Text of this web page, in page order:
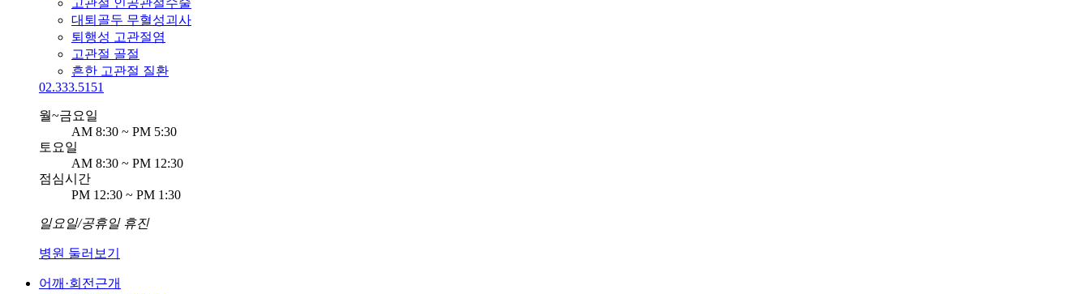
고관절 인공관절수술
대퇴골두 무혈성괴사​
퇴행성 고관절염​​
고관절 골절
흔한 고관절 질환​​​​
02.333.5151
월~금요일
AM 8:30 ~ PM 5:30
토요일
AM 8:30 ~ PM 12:30
점심시간
PM 12:30 ~ PM 1:30
일요일/공휴일 휴진
병원 둘러보기
어깨·회전근개